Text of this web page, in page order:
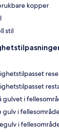
kopper
stil
gulvet i
gulv i
i